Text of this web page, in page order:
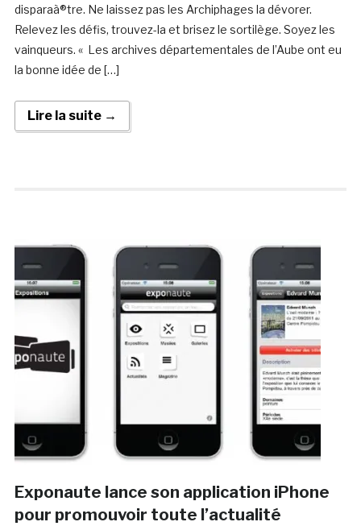
disparaà®tre. Ne laissez pas les Archiphages la dévorer.
Relevez les défis, trouvez-la et brisez le sortilège. Soyez les
vainqueurs. « Les archives départementales de l’Aube ont eu
la bonne idée de […]
Lire la suite →
Exponaute lance son application iPhone
pour promouvoir toute l’actualité